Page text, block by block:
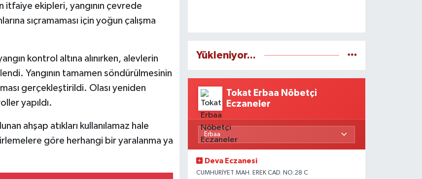
itfaiye ekipleri, yangının çevrede
sıçramaması için yoğun çalışma
kontrol altına alınırken, alevlerin
Yangının tamamen söndürülmesinin
gerçekleştirildi. Olası yeniden
yapıldı.
ahşap atıkları kullanılamaz hale
göre herhangi bir yaralanma ya
Yükleniyor...
Tokat Erbaa Nöbetçi
Eczaneler
Deva Eczanesi
CUMHURİYET MAH. EREK CAD. NO:28 C